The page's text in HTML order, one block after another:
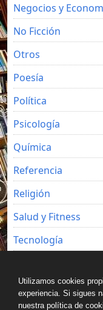
Negocios y
No Ficción
Otros
Poesía
Política
Psicología
Química
Referencia
Religión
Salud y Fitness
Tecnología
Utilizamos cookies
experiencia. Si sigues
nuestra política de